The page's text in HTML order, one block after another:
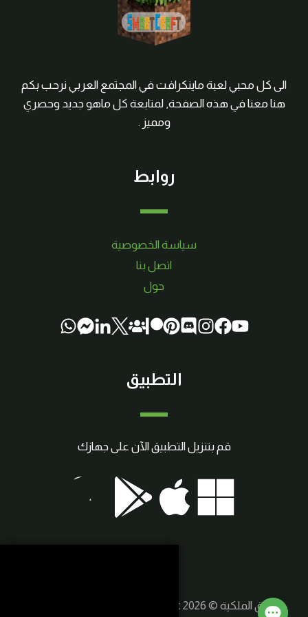
الى كل محبي لعبة ماينكرافت في المجتمع العربي نرحب بكم
هنا معنا في هذه الصفحة, لمتابعة كل ماهو جديد وحصري
ومميز .
روابط
سياسة الخصوصية
اتصل بنا
حول
التطبيق
قم بتنزيل التطبيق الآن على جهازك
حقوق الملكية © 2026 SmartCraft | صنع بواسطة